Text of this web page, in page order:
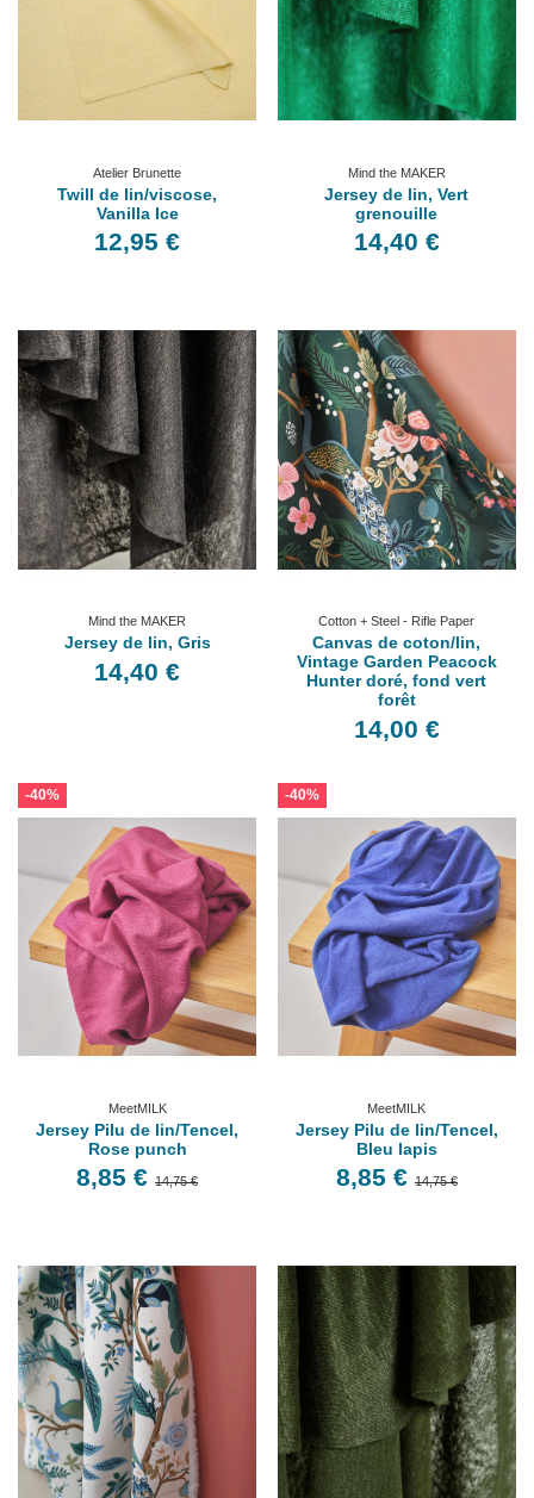
Atelier Brunette
Twill de lin/viscose,
Vanilla Ice
12,95 €
Mind the MAKER
Jersey de lin, Vert
grenouille
14,40 €
Mind the MAKER
Jersey de lin, Gris
14,40 €
Cotton + Steel - Rifle Paper
Canvas de coton/lin,
Vintage Garden Peacock
Hunter doré, fond vert
forêt
14,00 €
-40%
MeetMILK
Jersey Pilu de lin/Tencel,
Rose punch
8,85 €14,75 €
-40%
MeetMILK
Jersey Pilu de lin/Tencel,
Bleu lapis
8,85 €14,75 €